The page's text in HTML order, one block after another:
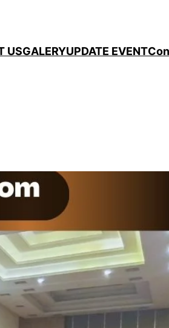
USGALERYUPDATE EVENT